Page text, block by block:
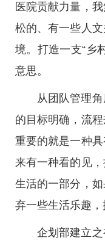
医院贡献力量，
松的、有一些人
境。打造一支“乡
意思。
从团队管理
的目标明确，流
重要的就是一种
来有一种看的见
生活的一部分，
弃一些生活乐趣，
企划部建立